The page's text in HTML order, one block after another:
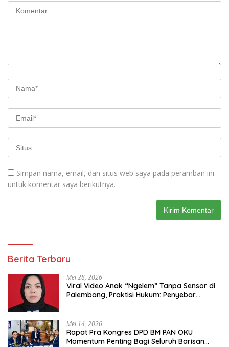
Simpan nama, email, dan situs web saya pada peramban ini
untuk komentar saya berikutnya.
Berita Terbaru
Mei 28, 2026
Viral Video Anak “Ngelem” Tanpa Sensor di
Palembang, Praktisi Hukum: Penyebar
Mei 14, 2026
Rapat Pra Kongres DPD BM PAN OKU
Momentum Penting Bagi Seluruh Barisan